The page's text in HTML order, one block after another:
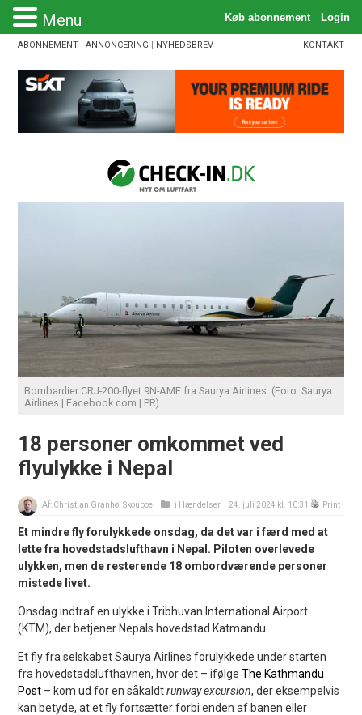
ABONNEMENT |ANNONCERING | NYHEDSBREV KONTAKT
Bombardier CRJ-200-flyet 9N-AME fra Saurya Airlines. (Foto: Saurya
Airlines | Facebook.com | PR)
18 personer omkommet ved
flyulykke i Nepal
Af: Christian Granhøj Skouboe i Hændelser 24. juli 2024 kl. 10:31 Print
Et mindre fly forulykkede onsdag, da det var i færd med at
lette fra hovedstadslufthavn i Nepal. Piloten overlevede
ulykken, men de resterende 18 ombordværende personer
mistede livet.
Onsdag indtraf en ulykke i Tribhuvan International Airport
(KTM), der betjener Nepals hovedstad Katmandu.
Et fly fra selskabet Saurya Airlines forulykkede under starten
fra hovedstadslufthavnen, hvor det – ifølgeThe Kathmandu
Post – kom ud for en såkaldtrunway excursion, der eksempelvis
kan betyde, at et fly fortsætter forbi enden af banen eller
Menu